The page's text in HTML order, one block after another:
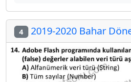
4 2019-2020 Bahar